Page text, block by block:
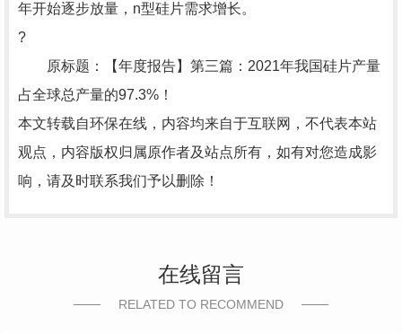
年开始逐步放量，n型硅片需求增长。
?
原标题：【年度报告】第三篇：2021年我国硅片产量
占全球总产量的97.3%！
本文转载自环保在线，内容均来自于互联网，不代表本站
观点，内容版权归属原作者及站点所有，如有对您造成影
响，请及时联系我们予以删除！
在线留言
RELATED TO RECOMMEND